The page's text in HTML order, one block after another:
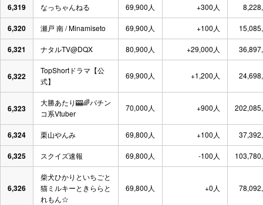
6,319 なっちゃんねる 69,900人 +300人
6,320 瀬戸 南 / Minamiseto 69,900人 +100人
6,321 ナタルTV@DQX 80,900人 +29,000人
6,322
TopShortドラマ【公
式】
69,900人 +1,200人
6,323
大勝あたり🎰🌈パチン
コ系Vtuber
70,000人 +900人
6,324 栗山やんみ 69,800人 +100人
6,325 スクイズ速報 69,800人 -100人
6,326
柴犬ひかりといちごと
猫ミルキーときららと
れもん☆
69,800人 +0人